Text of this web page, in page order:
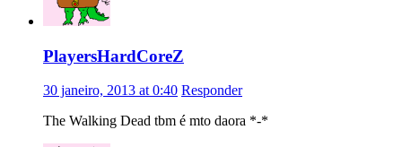
PlayersHardCoreZ
30 janeiro, 2013 at 0:40 Responder
The Walking Dead tbm é mto daora *-*